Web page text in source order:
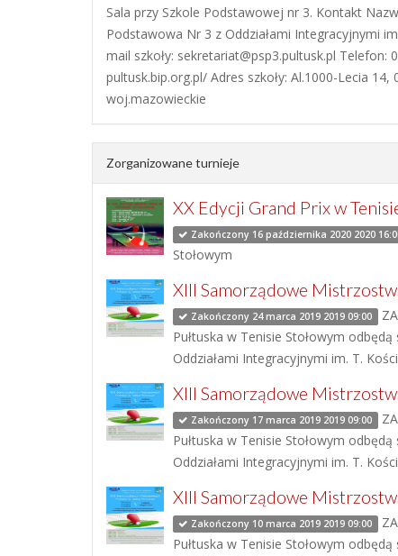
Sala przy Szkole Podstawowej nr 3. Kontakt
Podstawowa Nr 3 z Oddziałami Integracyjnymi
mail szkoły: sekretariat@psp3.pultusk.pl Telefon:
pultusk.bip.org.pl/ Adres szkoły: Al.1000-Lecia 14,
woj.mazowieckie
Zorganizowane turnieje
XX Edycji Grand Prix w
Zakończony 16 października 2020 2020
Stołowym
XIII Samorządowe
Zakończony 24 marca 2019 2019 09:00
Pułtuska w Tenisie Stołowym
Oddziałami Integracyjnymi im. T.
XIII Samorządowe
Zakończony 17 marca 2019 2019 09:00
Pułtuska w Tenisie Stołowym
Oddziałami Integracyjnymi im. T.
XIII Samorządowe
Zakończony 10 marca 2019 2019 09:00
Pułtuska w Tenisie Stołowym